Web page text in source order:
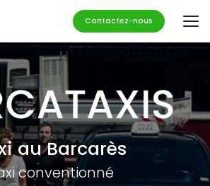
Contactez-nous
au Barcarès
conventionné